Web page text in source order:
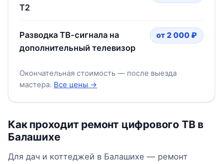
T2
Разводка ТВ-сигнала на
дополнительный телевизор
от 2 000 ₽
Окончательная стоимость — после выезда
мастера. Все цены →
Как проходит ремонт цифрового ТВ в
Балашихе
Для дач и коттеджей в Балашихе — ремонт